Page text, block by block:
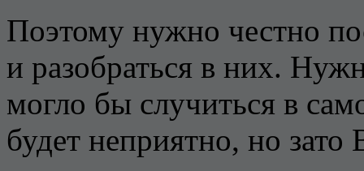
Поэтому нужно честно
и разобраться в них.
могло бы случиться в
будет неприятно, но зато